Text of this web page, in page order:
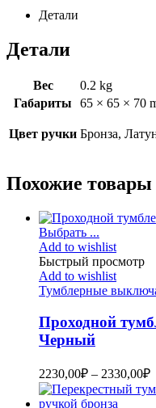
Детали
Детали
Вес
0.2 kg
Габариты
65 × 65 × 70
Цвет ручки Бронза,
Похожие товары
Выбрать ...
Add to wishlist
Быстрый просмотр
Add to wishlist
Тумблерные
Проходной
Черный
2230,00₽ – 2330,00₽